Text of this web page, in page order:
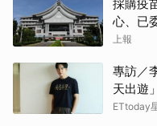
採購疫
心、已
上報
專訪／
天出遊
ETtoday